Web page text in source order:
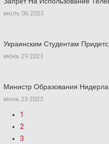
июль 06 2023
Украинским Студентам
июнь 29 2023
Министр Образования
июнь 23 2023
1
2
3